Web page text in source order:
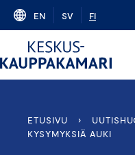
Skip
content
EN SV FI
ETUSIVU ›
KYSYMYKSIÄ AUKI